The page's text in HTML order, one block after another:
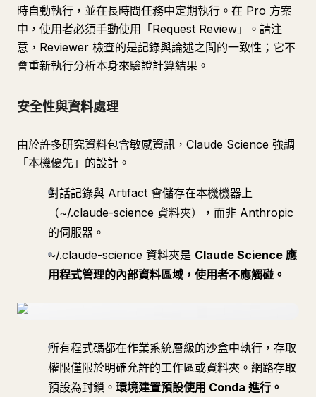
時自動執行，並在長時間任務中定期執行。在 Pro 方案
中，使用者必須手動使用「Request Review」。請注
意，Reviewer 檢查的是記錄與論述之間的一致性；它不
會重新執行分析本身來驗證計算結果。
安全性與資料處理
由於許多研究資料包含敏感資訊，Claude Science 強調
「本機優先」的設計。
對話記錄與 Artifact 會儲存在本機機器上
（~/.claude-science 資料夾），而非 Anthropic
的伺服器。
~/.claude-science 資料夾是 Claude Science 應
用程式管理的內部資料區域，使用者不應觸碰。
所有程式碼都在作業系統層級的沙盒中執行，存取
權限僅限於明確允許的工作區或資料夾。網路存取
預設為封鎖。 環境建置預設使用 Conda 進行。